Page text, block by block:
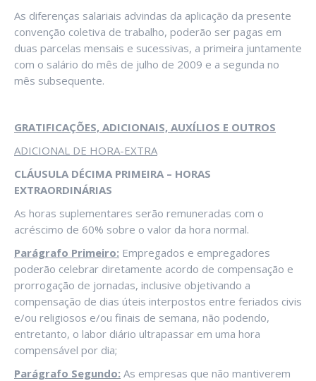
As diferenças salariais advindas da aplicação da presente
convenção coletiva de trabalho, poderão ser pagas em
duas parcelas mensais e sucessivas, a primeira juntamente
com o salário do mês de julho de 2009 e a segunda no
mês subsequente.
GRATIFICAÇÕES, ADICIONAIS, AUXÍLIOS E OUTROS
ADICIONAL DE HORA-EXTRA
CLÁUSULA DÉCIMA PRIMEIRA – HORAS
EXTRAORDINÁRIAS
As horas suplementares serão remuneradas com o
acréscimo de 60% sobre o valor da hora normal.
Parágrafo Primeiro: Empregados e empregadores
poderão celebrar diretamente acordo de compensação e
prorrogação de jornadas, inclusive objetivando a
compensação de dias úteis interpostos entre feriados civis
e/ou religiosos e/ou finais de semana, não podendo,
entretanto, o labor diário ultrapassar em uma hora
compensável por dia;
Parágrafo Segundo: As empresas que não mantiverem